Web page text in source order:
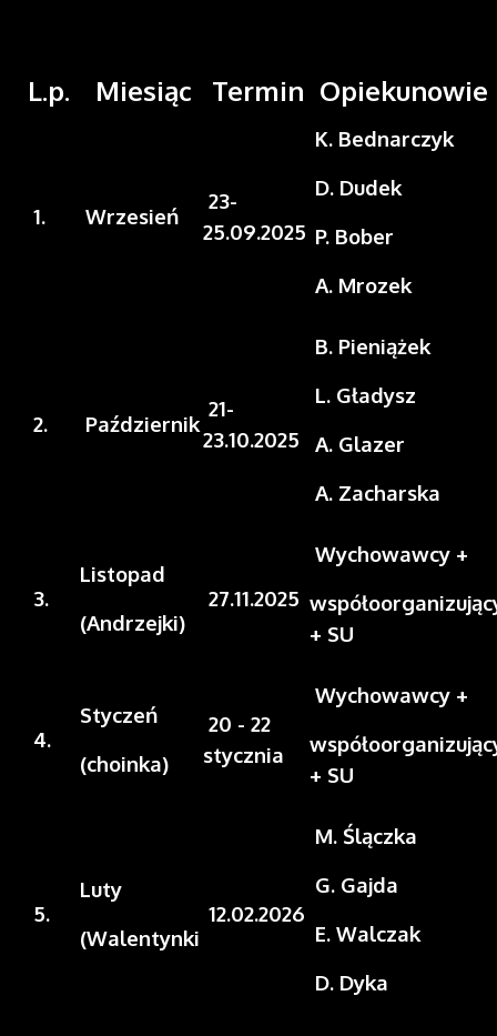
L.p. Miesiąc Termin Opiekunowie
1. Wrzesień
23-
25.09.2025
K. Bednarczyk
D. Dudek
P. Bober
A. Mrozek
2. Październik
21-
23.10.2025
B. Pieniążek
L. Gładysz
A. Glazer
A. Zacharska
3.
Listopad
(Andrzejki)
27.11.2025
Wychowawcy +
+ SU
4.
Styczeń
(choinka)
20 - 22
stycznia
Wychowawcy +
+ SU
5.
Luty
(Walentynki
12.02.2026
M. Ślączka
G. Gajda
E. Walczak
D. Dyka